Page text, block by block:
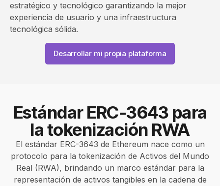
estratégico y tecnológico garantizando la mejor
experiencia de usuario y una infraestructura
tecnológica sólida.
Desarrollar mi propia plataforma
Estándar ERC-3643 para
la tokenización RWA
El estándar ERC-3643 de Ethereum nace como un
protocolo para la tokenización de Activos del Mundo
Real (RWA), brindando un marco estándar para la
representación de activos tangibles en la cadena de